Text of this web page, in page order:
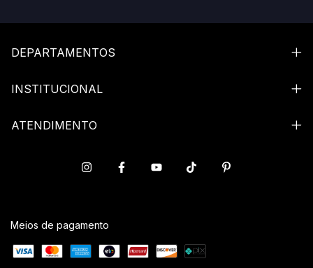
DEPARTAMENTOS
INSTITUCIONAL
ATENDIMENTO
Meios de pagamento